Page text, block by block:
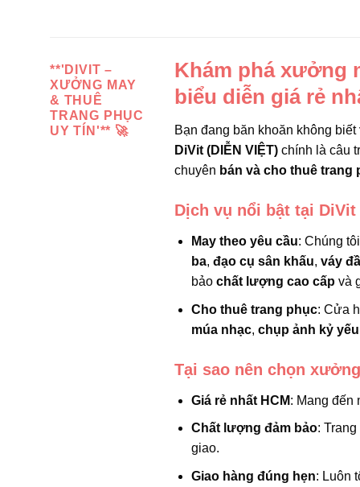
**'DIVIT –
XƯỞNG MAY
& THUÊ
TRANG PHỤC
UY TÍN'** 🚀
Khám phá xưởng
biểu diễn giá rẻ
Bạn đang băn khoăn không biết
DiVit (DIỄN VIỆT)chính là câu
chuyên bán và cho thuê trang
Dịch vụ nổi bật tại DiVit
May theo yêu cầu: Chúng
ba, đạo cụ sân khấu, váy
bảo chất lượng cao cấpvà
Cho thuê trang phục: Cửa
múa nhạc, chụp ảnh kỷ yếu
Tại sao nên chọn
Giá rẻ nhất HCM: Mang đến
Chất lượng đảm bảo:
giao.
Giao hàng đúng hẹn: Luôn